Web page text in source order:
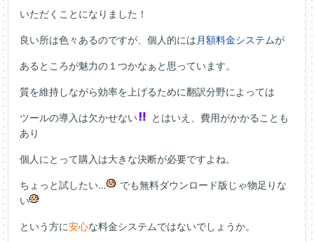
いただくことになりました！
良い所は色々あるのですが、個人的には 月額料金システムが
あるところが魅力の１つかなぁと思っています。
質を維持しながら効率を上げるために翻訳分野によっては
ツールの導入は欠かせない
とはいえ、費用がかかることも
あり
個人にとって購入は大きな決断が必要ですよね。
ちょっと試したい…
でも無料ダウンロード版じゃ物足りな
い
という方に安心な料金システムではないでしょうか。